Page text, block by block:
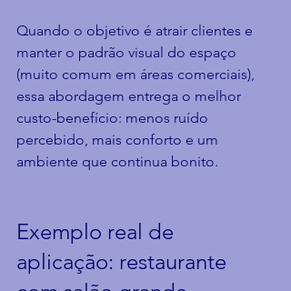
Quando o objetivo é atrair clientes e
manter o padrão visual do espaço
(muito comum em áreas comerciais),
essa abordagem entrega o melhor
custo-benefício: menos ruído
percebido, mais conforto e um
ambiente que continua bonito.
Exemplo real de
aplicação: restaurante